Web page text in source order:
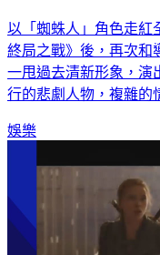
以「蜘蛛人」角色走紅
終局之戰》後，再次和
一甩過去清新形象，演
行的悲劇人物，複雜的
娛樂